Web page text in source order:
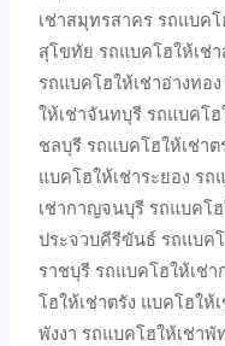
เช่าสมุทรสาคร รถแบค
สุโขทัย รถแบคโฮให้เช่
รถแบคโฮให้เช่าอ่างทอ
ให้เช่าจันทบุรี รถแบคโฮ
ชลบุรี รถแบคโฮให้เช่า
แบคโฮให้เช่าระยอง ร
เช่ากาญจนบุรี รถแบคโ
ประจวบคีรีขันธ์ รถแบค
ราชบุรี รถแบคโฮให้เช่
โฮให้เช่าตรัง แบคโฮให้
พังงา รถแบคโฮให้เช่าพั